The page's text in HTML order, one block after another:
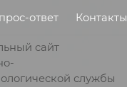
ответ Контакты
сайт
службы